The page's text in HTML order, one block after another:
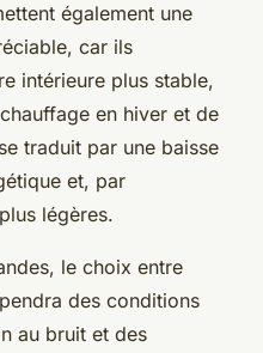
également une
car ils
intérieure plus stable,
en hiver et de
traduit par une baisse
et, par
légères.
le choix entre
des conditions
au bruit et des